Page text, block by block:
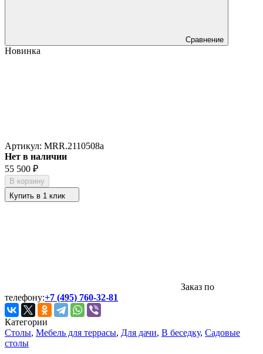
Сравнение
Новинка
Артикул: MRR.2110508a
Нет в наличии
55 500 ₽
В корзину
Купить в 1 клик
Заказ по
телефону:+7 (495) 760-32-81
Категории
Столы, Мебель для террасы, Для дачи, В беседку, Садовые
столы